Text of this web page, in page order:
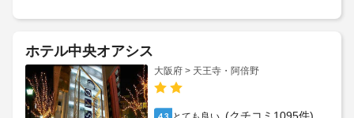
ホテル中央オアシス
大阪府 > 天王寺・阿倍野